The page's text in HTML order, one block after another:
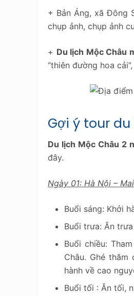
+ Bản Áng, xã Đông
chụp ảnh, chụp ảnh
+ Du lịch Mộc Châu
“thiên đường hoa
Gợi ý tour
Du lịch Mộc Châu 2
đây.
Ngày 01: Hà Nội –
Buổi sáng: Khởi
Buổi trưa: Ăn
Buổi chiều:
Châu. Ghé
hành về cao
Buổi tối : Ăn tối,